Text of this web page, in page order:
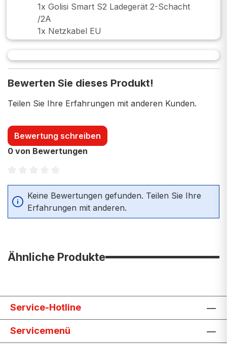
1x Golisi Smart S2 Ladegerät 2-Schacht
/2A
1x Netzkabel EU
Bewerten Sie dieses Produkt!
Teilen Sie Ihre Erfahrungen mit anderen Kunden.
Bewertung schreiben
0 von Bewertungen
Durchschnittliche Bewertung von 0 von 5 Sternen
Keine Bewertungen gefunden. Teilen Sie Ihre
Erfahrungen mit anderen.
Ähnliche Produkte
Service-Hotline
Servicemenü